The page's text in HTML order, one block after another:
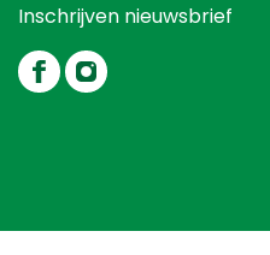
Inschrijven nieuwsbrief